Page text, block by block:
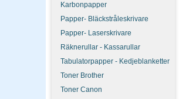
Karbonpapper
Papper- Bläckstråleskrivare
Papper- Laserskrivare
Räknerullar - Kassarullar
Tabulatorpapper - Kedjeblanketter
Toner Brother
Toner Canon